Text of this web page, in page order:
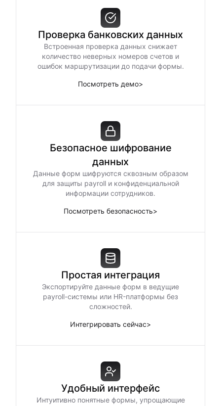
Проверка банковских данных
Встроенная проверка данных снижает
количество неверных номеров счетов и
ошибок маршрутизации до подачи формы.
Посмотреть демо>
Безопасное шифрование
данных
Данные форм шифруются сквозным образом
для защиты payroll и конфиденциальной
информации сотрудников.
Посмотреть безопасность>
Простая интеграция
Экспортируйте данные форм в ведущие
payroll-системы или HR-платформы без
сложностей.
Интегрировать сейчас>
Удобный интерфейс
Интуитивно понятные формы, упрощающие